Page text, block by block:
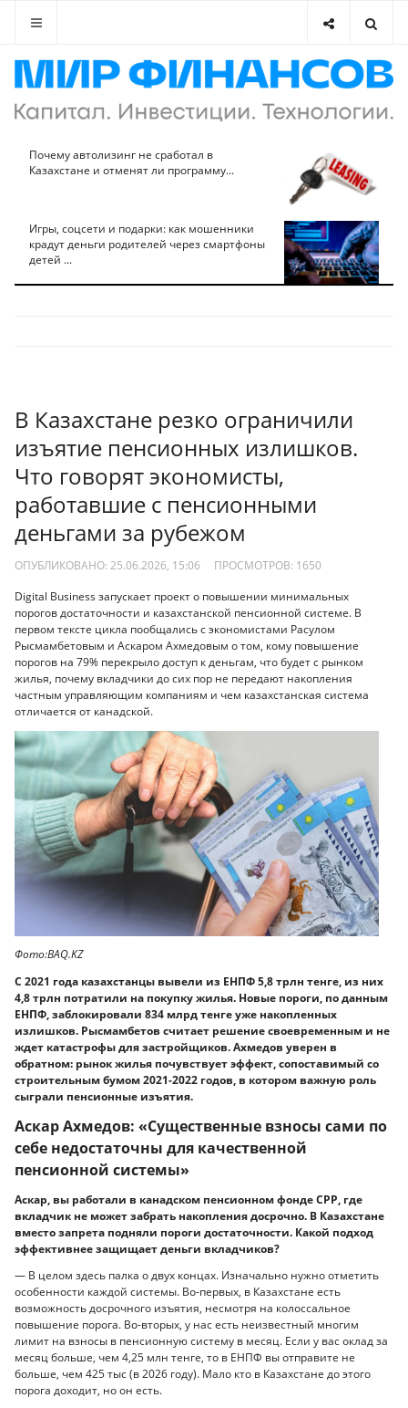
Почему автолизинг не сработал в
Казахстане и отменят ли программу...
Игры, соцсети и подарки: как мошенники
крадут деньги родителей через смартфоны
детей ...
В Казахстане резко ограничили
изъятие пенсионных излишков.
Что говорят экономисты,
работавшие с пенсионными
деньгами за рубежом
ОПУБЛИКОВАНО: 25.06.2026, 15:06 ПРОСМОТРОВ: 1650
Digital Business запускает проект о повышении минимальных
порогов достаточности и казахстанской пенсионной системе. В
первом тексте цикла пообщались с экономистами Расулом
Рысмамбетовым и Аскаром Ахмедовым о том, кому повышение
порогов на 79% перекрыло доступ к деньгам, что будет с рынком
жилья, почему вкладчики до сих пор не передают накопления
частным управляющим компаниям и чем казахстанская система
отличается от канадской.
Фото:BAQ.KZ
С 2021 года казахстанцы вывели из ЕНПФ 5,8 трлн тенге, из них
4,8 трлн потратили на покупку жилья. Новые пороги, по данным
ЕНПФ, заблокировали 834 млрд тенге уже накопленных
излишков. Рысмамбетов считает решение своевременным и не
ждет катастрофы для застройщиков. Ахмедов уверен в
обратном: рынок жилья почувствует эффект, сопоставимый со
строительным бумом 2021-2022 годов, в котором важную роль
сыграли пенсионные изъятия.
Аскар Ахмедов: «Существенные взносы сами по
себе недостаточны для качественной
пенсионной системы»
Аскар, вы работали в канадском пенсионном фонде CPP, где
вкладчик не может забрать накопления досрочно. В Казахстане
вместо запрета подняли пороги достаточности. Какой подход
эффективнее защищает деньги вкладчиков?
— В целом здесь палка о двух концах. Изначально нужно отметить
особенности каждой системы. Во-первых, в Казахстане есть
возможность досрочного изъятия, несмотря на колоссальное
повышение порога. Во-вторых, у нас есть неизвестный многим
лимит на взносы в пенсионную систему в месяц. Если у вас оклад за
месяц больше, чем 4,25 млн тенге, то в ЕНПФ вы отправите не
больше, чем 425 тыс (в 2026 году). Мало кто в Казахстане до этого
порога доходит, но он есть.